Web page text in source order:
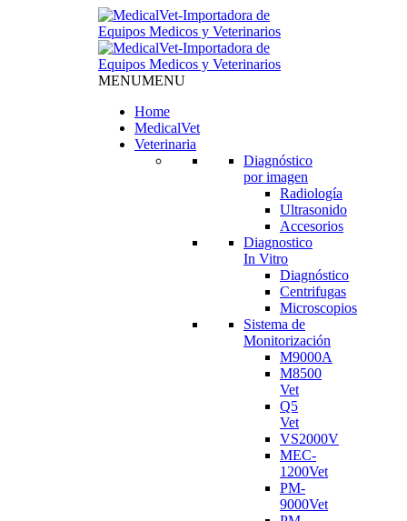
MENUMENU
Home
MedicalVet
Veterinaria
Diagnóstico
por imagen
Radiología
Ultrasonido
Accesorios
Diagnostico
In Vitro
Diagnóstico
Centrifugas
Microscopios
Sistema de
Monitorización
M9000A
M8500
Vet
Q5
Vet
VS2000V
MEC-
1200Vet
PM-
9000Vet